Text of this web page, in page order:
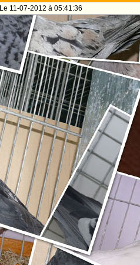
Le 11-07-2012 à 05:41:36